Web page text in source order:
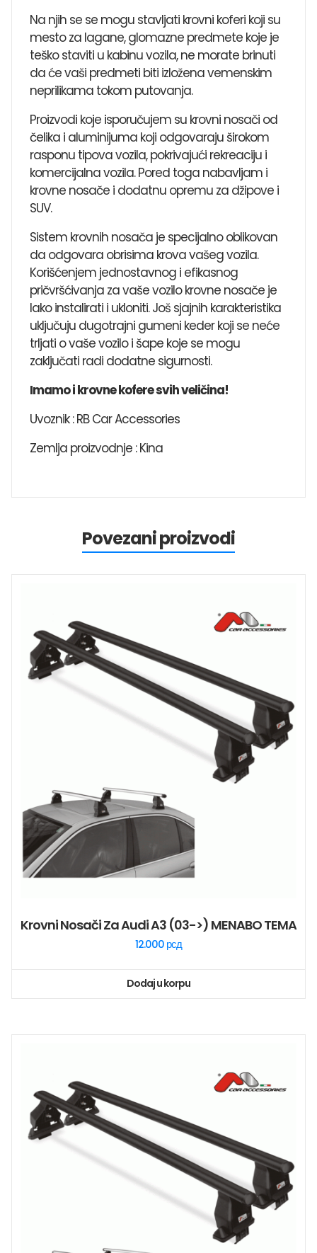
Na njih se se mogu stavljati krovni koferi koji su
mesto za lagane, glomazne predmete koje je
teško staviti u kabinu vozila, ne morate brinuti
da će vaši predmeti biti izložena vemenskim
neprilikama tokom putovanja.
Proizvodi koje isporučujem su krovni nosači od
čelika i aluminijuma koji odgovaraju širokom
rasponu tipova vozila, pokrivajući rekreaciju i
komercijalna vozila. Pored toga ​​nabavljam i
krovne nosače i dodatnu opremu za džipove i
SUV.
Sistem krovnih nosača je specijalno oblikovan
da odgovara obrisima krova vašeg vozila.
Korišćenjem jednostavnog i efikasnog
pričvršćivanja za vaše vozilo krovne nosače je
lako instalirati i ukloniti. Još sjajnih karakteristika
uključuju dugotrajni gumeni keder koji se neće
trljati o vaše vozilo i šape koje se mogu
zaključati radi dodatne sigurnosti.
Imamo i krovne kofere svih veličina!
Uvoznik : RB Car Accessories
Zemlja proizvodnje : Kina
Povezani proizvodi
Krovni Nosači Za Audi A3 (03->) MENABO TEMA
12.000 рсд
Dodaj u korpu